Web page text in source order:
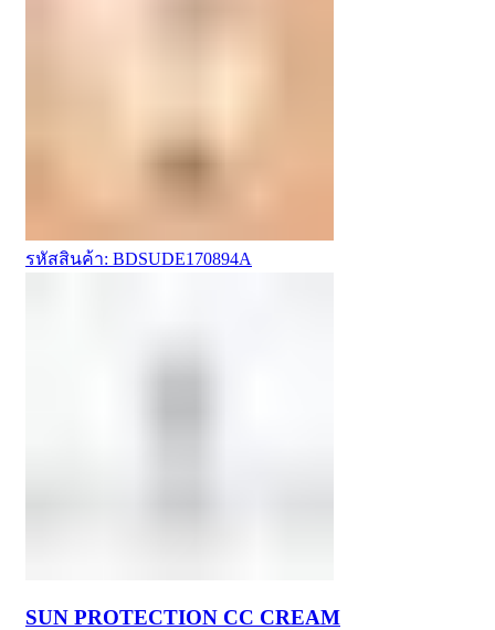
รหัสสินค้า: BDSUDE170894A
SUN PROTECTION CC CREAM